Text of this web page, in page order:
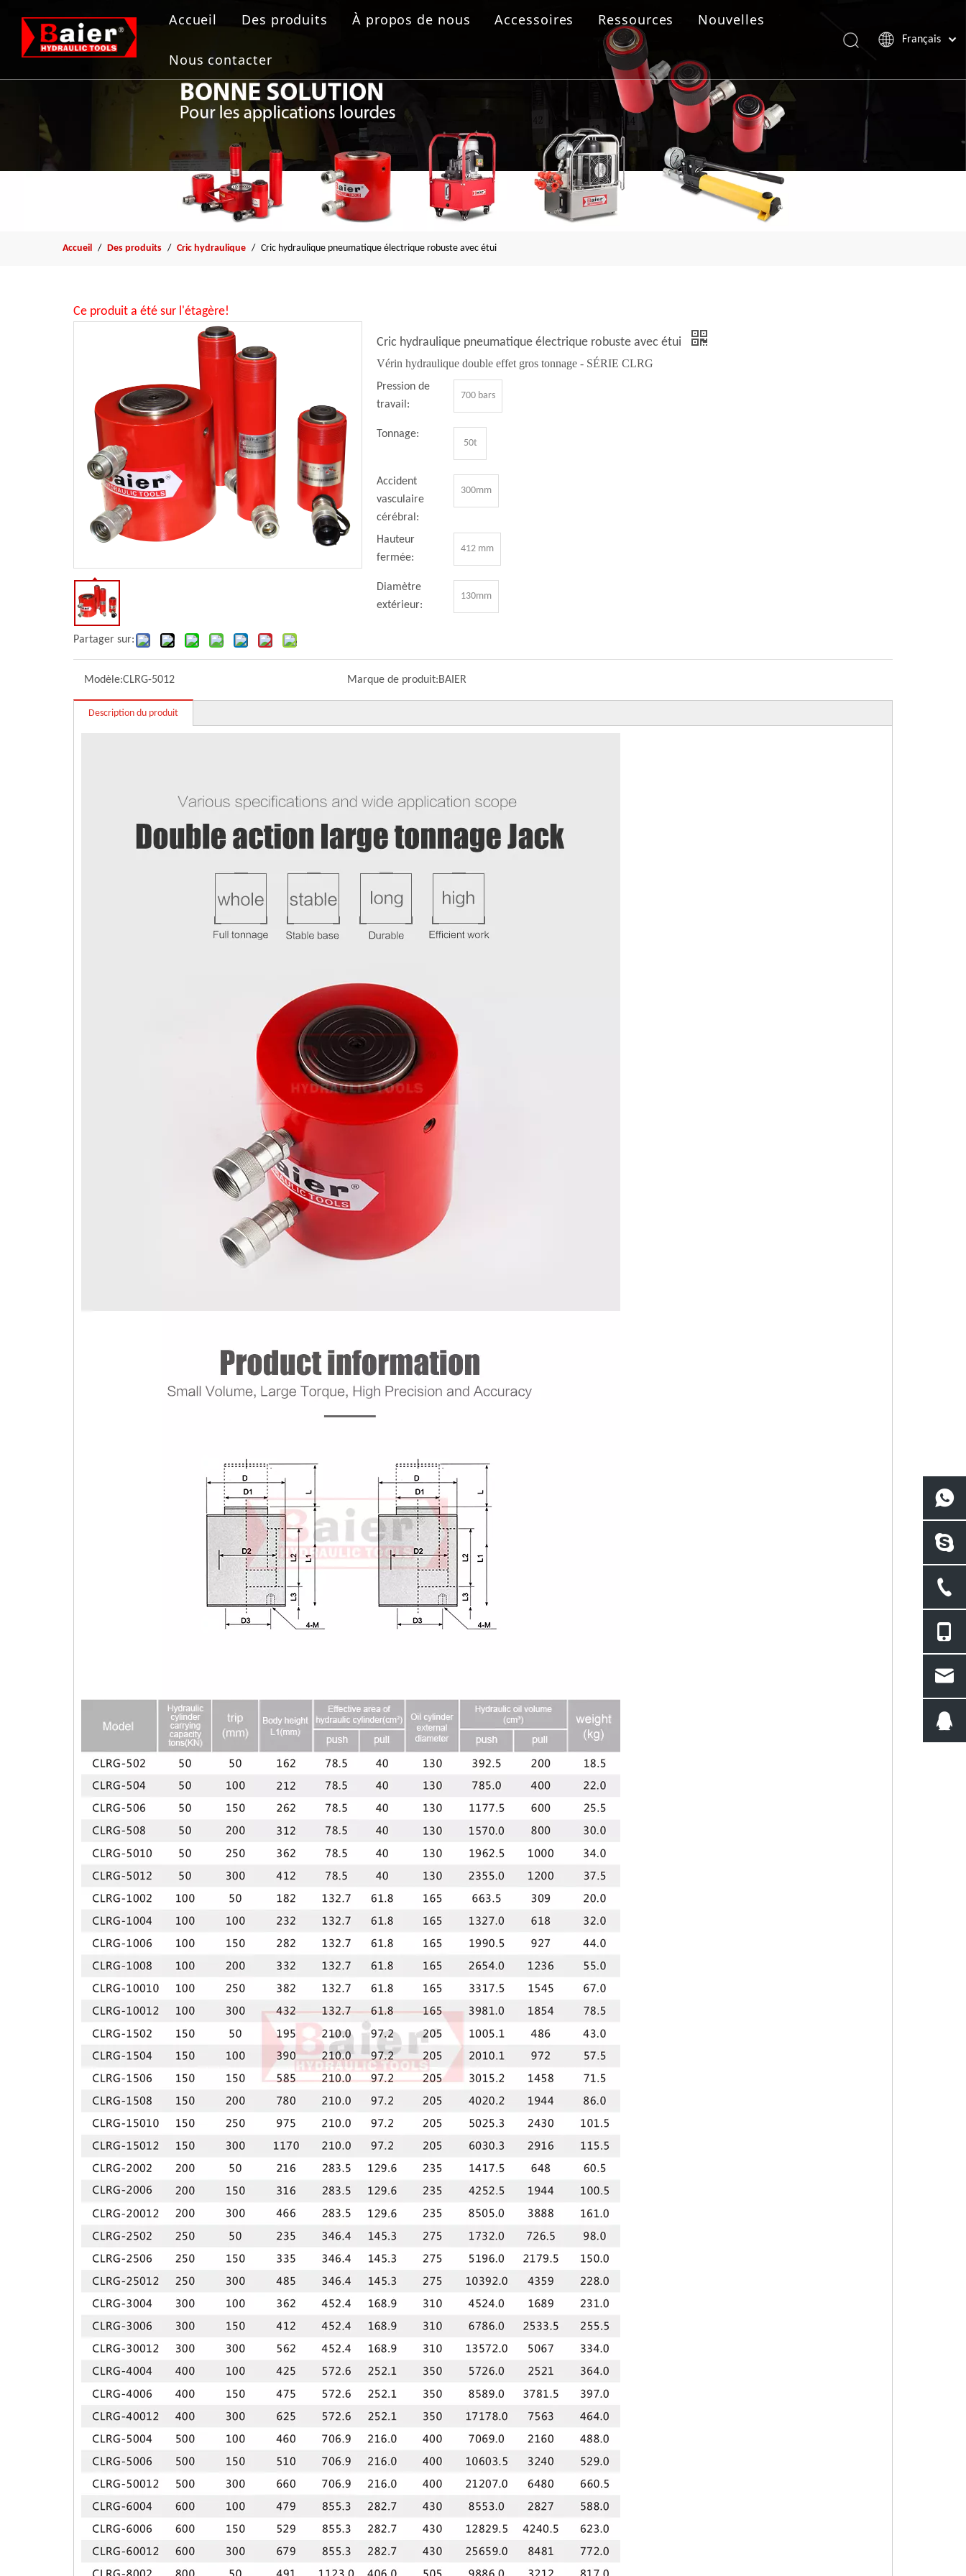
Accueil Des produits
Outils de boulonnage
Vérin hydraulique
Pompe hydrolique
Extracteur
Outil de bride
À propos de nous Accessoires Ressources Nouvelles
Nous contacter
Français
Español
Accueil / Des produits / Cric hydraulique / Cric hydraulique pneumatique électrique robuste avec étui
Ce produit a été sur l'étagère!
Partager sur:
Cric hydraulique pneumatique électrique robuste avec étui
Vérin hydraulique double effet gros tonnage - SÉRIE CLRG
Pression de
travail:
700 bars
Tonnage:
50t
Accident
vasculaire
cérébral:
300mm
Hauteur
fermée:
412 mm
Diamètre
extérieur:
130mm
Modèle:CLRG-5012 Marque de produit:BAIER
Description du produit